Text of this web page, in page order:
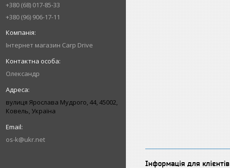
+380 (68) 017-85-33
+380 (96) 906-17-11
Інтернет магазин Carp Drive
Олександр
вулиця Ярослава Мудрого, 44, 45002,
Ковель, Україна
os-k@ukr.net
Інформація для клієнтів